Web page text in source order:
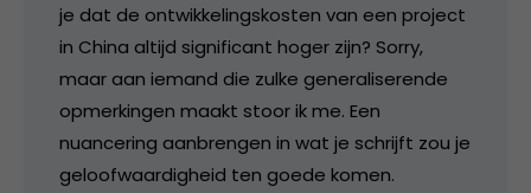
je dat de ontwikkelingskosten van een project
in China altijd significant hoger zijn? Sorry,
maar aan iemand die zulke generaliserende
opmerkingen maakt stoor ik me. Een
nuancering aanbrengen in wat je schrijft zou je
geloofwaardigheid ten goede komen.